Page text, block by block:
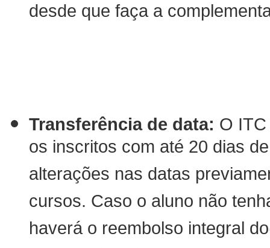
desde que faça a
Transferência de data: O
os inscritos com até 20 dias
alterações nas datas
cursos. Caso o aluno não
haverá o reembolso integral